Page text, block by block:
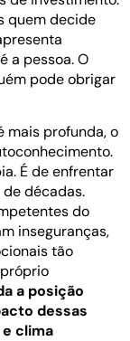
quem decide
a pessoa. O
pode obrigar
mais profunda, o
É de enfrentar
décadas.
do
inseguranças,
tão
a posição
dessas
clima